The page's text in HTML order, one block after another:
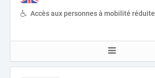
Accès aux personnes à mobilité réduite